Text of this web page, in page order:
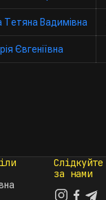
Тетяна Вадимівна
Євгеніївна
Слідкуйте
за нами